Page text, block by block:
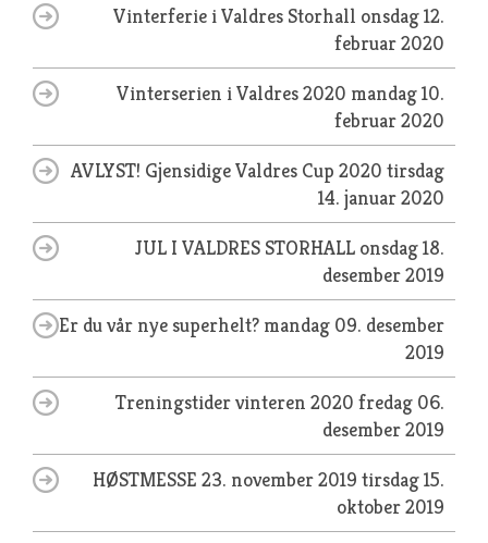
Vinterferie i Valdres Storhall onsdag 12.
februar 2020
Vinterserien i Valdres 2020 mandag 10.
februar 2020
AVLYST! Gjensidige Valdres Cup 2020 tirsdag
14. januar 2020
JUL I VALDRES STORHALL onsdag 18.
desember 2019
Er du vår nye superhelt? mandag 09. desember
2019
Treningstider vinteren 2020 fredag 06.
desember 2019
HØSTMESSE 23. november 2019 tirsdag 15.
oktober 2019